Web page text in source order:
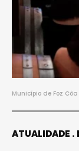
Município de Foz Côa
ATUALIDADE